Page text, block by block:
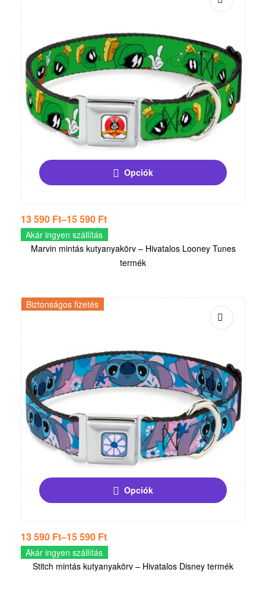
Opciók
13 590 Ft–15 590 Ft
Akár ingyen szállítás
Marvin mintás kutyanyakörv – Hivatalos Looney Tunes
termék
Biztonságos fizetés
Opciók
13 590 Ft–15 590 Ft
Akár ingyen szállítás
Stitch mintás kutyanyakörv – Hivatalos Disney termék